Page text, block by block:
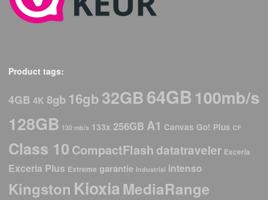
Product tags:
4GB 4K 8gb16gb32GB64GB100mb/s
128GB 130 mb/s 133x 256GB A1 Canvas Go! Plus CF
Class 10 CompactFlash datatraveler Exceria
Exceria Plus Extreme garantie Industrial intenso
Kingston Kioxia MediaRange